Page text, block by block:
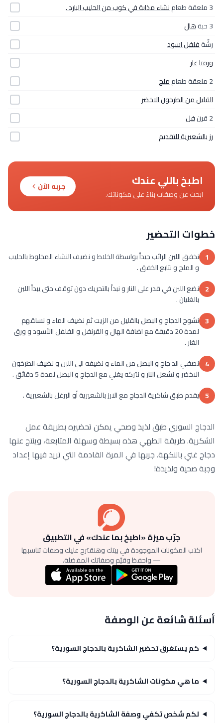
3 ملعقة طعام
نشاء مذابة في كوب من الحليب البارد .
3 حبة
هال
رشّةفلفل اسود
ورقتا غار
2 ملعقة طعام
ملح
القليل من الطرخون الاخضر
2 قرن
فل
رز بالشعيرية للتقديم
اطبخ باللي عندك
ابحث عن وصفات بناءً على مكوناتك.
جربه الآن
خطوات التحضير
1 نخفق اللبن الرائب جيدأ بواسطة الخلاط و نضيف النشاء المخلوط بالحليب
و الملح و نتابع الخفق .
2 نضع اللبن في قدر على النار و نبداً بالتحريك دون توقف حتى يبدأ اللبن
بالغليان .
3 نشوح الدجاج و البصل بالقليل من الزيت ثم نضيف الماء و نسلقهم
لمدة 20 دقيقة مع اضافة الهال و القرنفل و الفلفل االأسود و ورق
الغار .
4 نصفي الد جاج و البصل من الماء و نضيفه الى اللبن و نضيف الطرخون
الاخضر و نشعل النار و نتركه يغلي مع الدجاج و البصل لمدة 5 دقائق .
5 يقدم طبق شاكرية الدجاج مع الارز بالشعيرية أو البرغل بالشعيرية .
الدجاج السوري طبق لذيذ وصحي يمكن تحضيره بطريقة عمل
الشكرية. طريقة الطهي هذه بسيطة وسهلة المتابعة، وينتج عنها
دجاج غني بالنكهة. جربها في المرة القادمة التي تريد فيها إعداد
وجبة صحية ولذيذة!
جرّب ميزة «اطبخ بما عندك» في التطبيق
اكتب المكونات الموجودة في بيتك وهنقترح عليك وصفات تناسبها
— واحفظ وقيّم وصفاتك المفضلة.
أسئلة شائعة عن الوصفة
كم يستغرق تحضير الشاكرية بالدجاج السورية؟
ما هي مكونات الشاكرية بالدجاج السورية؟
لكم شخص تكفي وصفة الشاكرية بالدجاج السورية؟